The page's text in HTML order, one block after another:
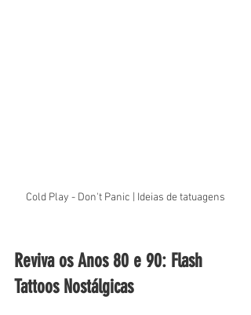
Cold Play - Don't Panic | Ideias de tatuagens
Reviva os Anos 80 e 90: Flash
Tattoos Nostálgicas